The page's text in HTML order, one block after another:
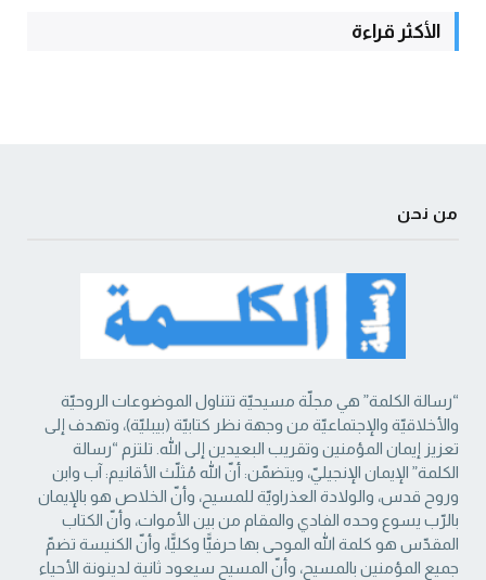
الأكثر قراءة
من نحن
“رسالة الكلمة” هي مجلّة مسيحيّة تتناول الموضوعات الروحيّة
والأخلاقيّة والإجتماعيّة من ‏وجهة نظر كتابيّة (بيبليّة)، وتهدف إلى
تعزيز إيمان المؤمنين وتقريب البعيدين إلى الله. تلتزم “رسالة
‏الكلمة” الإيمان الإنجيليّ، ويتضمّن: أنّ الله مُثلّث الأقانيم: آب وابن
وروح قدس، والولادة العذراويّة ‏للمسيح، وأنّ الخلاص هو بالإيمان
بالرّب يسوع وحده الفادي والمقام من بين الأموات، وأنّ الكتاب
‏المقدّس هو كلمة الله الموحى بها حرفيًّا وكليًّا، وأنّ الكنيسة تضمّ
جميع المؤمنين بالمسيح، وأنّ المسيح ‏سيعود ثانية لدينونة الأحياء